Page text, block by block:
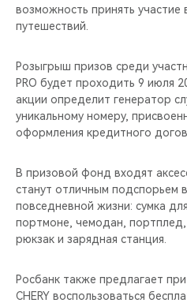
CHERY И СПОРТ
НАШИ МЕРОПРИЯТИЯ
CHERY ДЛЯ ДЕТЕЙ
возможность принять
путешествий.
Розыгрыш призов среди
PRO будет проходить 9 июля
акции определит генератор
уникальному номеру,
оформления кредитного
В призовой фонд входят
станут отличным подспорьем
повседневной жизни: сумка
портмоне, чемодан,
рюкзак и зарядная станция.
Росбанк также предлагает
CHERY воспользоваться